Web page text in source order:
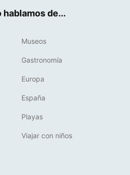
hablamos de...
Museos
Gastronomía
Europa
España
Playas
Viajar con niños